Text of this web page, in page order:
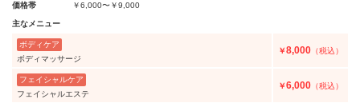
価格帯
￥6,000〜￥9,000
主なメニュー
ボディケア
ボディマッサージ
￥8,000 （税込）
フェイシャルケア
フェイシャルエステ
￥6,000 （税込）